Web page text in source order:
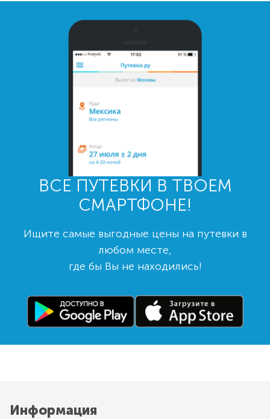
ВСЕ ПУТЕВКИ В ТВОЕМ
СМАРТФОНЕ!
Ищите самые выгодные цены на путевки в
любом месте,
где бы Вы не находились!
Информация